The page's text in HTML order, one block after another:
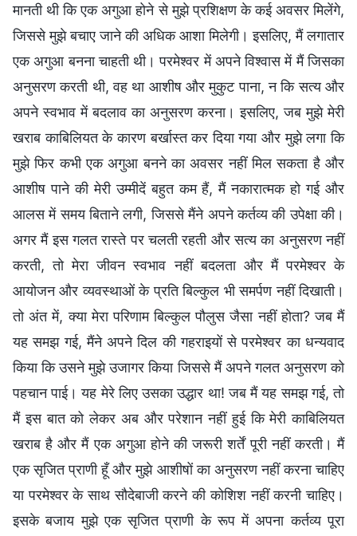
मानती थी कि एक अगुआ होने से मुझे प्रशिक्षण के कई अवसर मिलेंगे,
जिससे मुझे बचाए जाने की अधिक आशा मिलेगी। इसलिए, मैं लगातार
एक अगुआ बनना चाहती थी। परमेश्वर में अपने विश्वास में मैं जिसका
अनुसरण करती थी, वह था आशीष और मुकुट पाना, न कि सत्य और
अपने स्वभाव में बदलाव का अनुसरण करना। इसलिए, जब मुझे मेरी
खराब काबिलियत के कारण बर्खास्त कर दिया गया और मुझे लगा कि
मुझे फिर कभी एक अगुआ बनने का अवसर नहीं मिल सकता है और
आशीष पाने की मेरी उम्मीदें बहुत कम हैं, मैं नकारात्मक हो गई और
आलस में समय बिताने लगी, जिससे मैंने अपने कर्तव्य की उपेक्षा की।
अगर मैं इस गलत रास्ते पर चलती रहती और सत्य का अनुसरण नहीं
करती, तो मेरा जीवन स्वभाव नहीं बदलता और मैं परमेश्वर के
आयोजन और व्यवस्थाओं के प्रति बिल्कुल भी समर्पण नहीं दिखाती।
तो अंत में, क्या मेरा परिणाम बिल्कुल पौलुस जैसा नहीं होता? जब मैं
यह समझ गई, मैंने अपने दिल की गहराइयों से परमेश्वर का धन्यवाद
किया कि उसने मुझे उजागर किया जिससे मैं अपने गलत अनुसरण को
पहचान पाई। यह मेरे लिए उसका उद्धार था! जब मैं यह समझ गई, तो
मैं इस बात को लेकर अब और परेशान नहीं हुई कि मेरी काबिलियत
खराब है और मैं एक अगुआ होने की जरूरी शर्तें पूरी नहीं करती। मैं
एक सृजित प्राणी हूँ और मुझे आशीषों का अनुसरण नहीं करना चाहिए
या परमेश्वर के साथ सौदेबाजी करने की कोशिश नहीं करनी चाहिए।
इसके बजाय मुझे एक सृजित प्राणी के रूप में अपना कर्तव्य पूरा